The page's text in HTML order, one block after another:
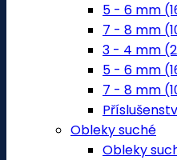
5 - 6 mm
7 - 8 mm
3 - 4 mm
5 - 6 mm
7 - 8 mm
Obleky suché
Obleky